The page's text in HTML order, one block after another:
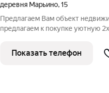
деревня Марьино,15
Предлагаем Вам объект
предлагаем к покупке уютную
панельного дома. 1971г
изолированные Общая площадь
Показать телефон